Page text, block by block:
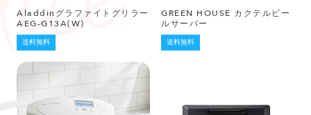
Aladdinグラファイトグリラー
AEG-G13A(W)
送料無料
GREEN HOUSE カクテルビー
ルサーバー
送料無料